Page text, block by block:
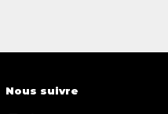
Nous suivre